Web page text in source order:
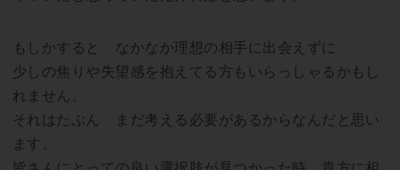
もしかすると なかなか理想の相手に出会えずに
少しの焦りや失望感を抱えてる方もいらっしゃるかもし
れません。
それはたぶん まだ考える必要があるからなんだと思い
ます。